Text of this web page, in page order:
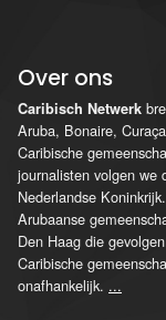
Over ons
Caribisch Netwerk
Aruba, Bonaire,
Caribische
journalisten volgen we
Nederlandse
Arubaanse
Den Haag die
Caribische
onafhankelijk. ...